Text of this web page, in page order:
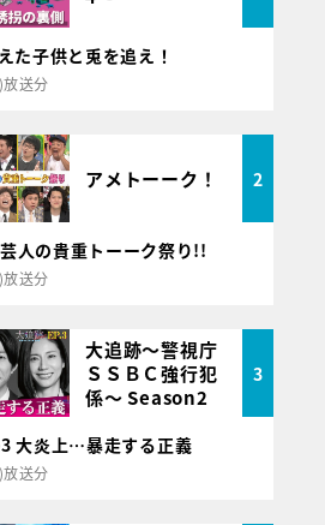
た子供と兎を追え！
送分
アメトーーク！ 2
人の貴重トーーク祭り!!
送分
大追跡～警視庁
ＳＳＢＣ強行犯
係～ Season2
3
大炎上…暴走する正義
送分